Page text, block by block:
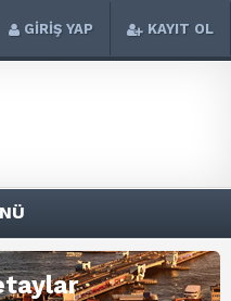
GİRİŞ YAP KAYIT OL